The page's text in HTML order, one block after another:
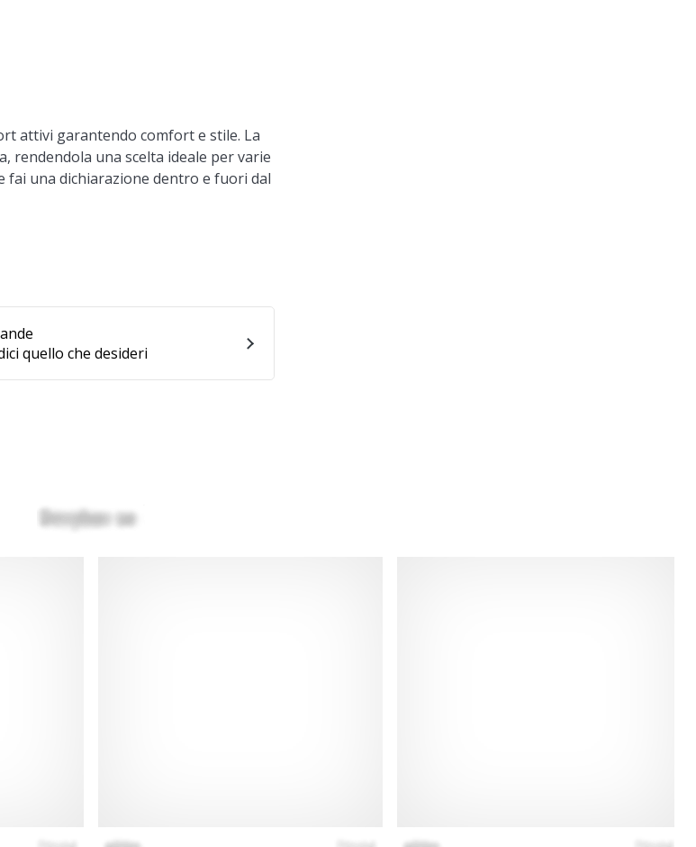
attivi garantendo comfort e stile. La
rendendola una scelta ideale per varie
fai una dichiarazione dentro e fuori dal
quello che desideri